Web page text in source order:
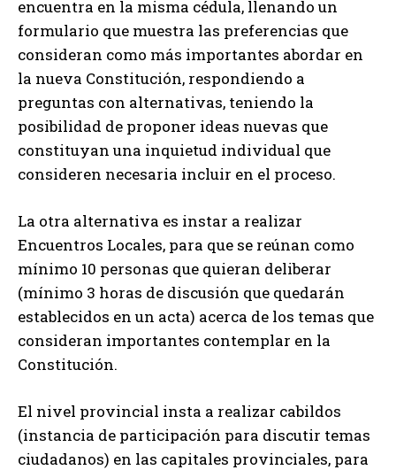
encuentra en la misma cédula, llenando un
formulario que muestra las preferencias que
consideran como más importantes abordar en
la nueva Constitución, respondiendo a
preguntas con alternativas, teniendo la
posibilidad de proponer ideas nuevas que
constituyan una inquietud individual que
consideren necesaria incluir en el proceso.
La otra alternativa es instar a realizar
Encuentros Locales, para que se reúnan como
mínimo 10 personas que quieran deliberar
(mínimo 3 horas de discusión que quedarán
establecidos en un acta) acerca de los temas que
consideran importantes contemplar en la
Constitución.
El nivel provincial insta a realizar cabildos
(instancia de participación para discutir temas
ciudadanos) en las capitales provinciales, para